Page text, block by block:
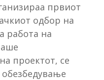
првиот
одбор на
работа на
проектот, се
обезбедување